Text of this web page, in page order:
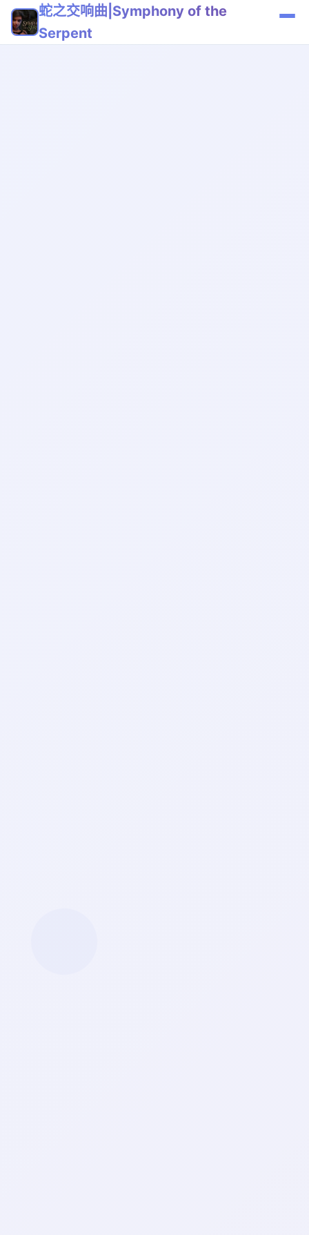
蛇之交响曲|Symphony of the
Serpent